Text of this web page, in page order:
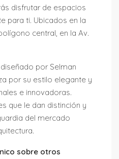
disfrutar de espacios
para ti. Ubicados en la
central, en la Av.
por Selman
por su estilo elegante y
e innovadoras.
que le dan distinción y
del mercado
sobre otros